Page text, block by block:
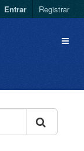
Entrar Registrar